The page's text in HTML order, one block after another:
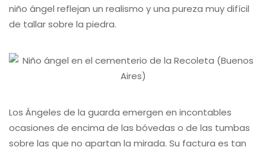
niño ángel reflejan un realismo y una pureza muy difícil
de tallar sobre la piedra.
Los Ángeles de la guarda emergen en incontables
ocasiones de encima de las bóvedas o de las tumbas
sobre las que no apartan la mirada. Su factura es tan